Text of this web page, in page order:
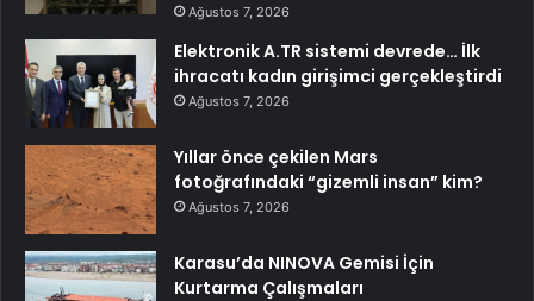
Ağustos 7, 2026
Elektronik A.TR sistemi devrede… İlk
ihracatı kadın girişimci gerçekleştirdi
Ağustos 7, 2026
Yıllar önce çekilen Mars
fotoğrafındaki “gizemli insan” kim?
Ağustos 7, 2026
Karasu’da NINOVA Gemisi İçin
Kurtarma Çalışmaları